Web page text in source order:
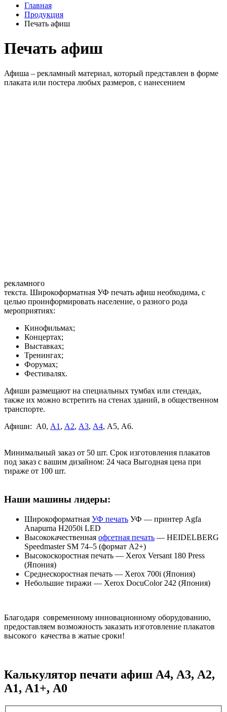
Главная
Продукция
Печать афиш
Печать афиш
Афиша – рекламный материал, который представлен в форме
плаката или постера любых размеров, с нанесением
рекламного
текста. Широкоформатная УФ печать афиш необходима, с
целью проинформировать население, о разного рода
мероприятиях:
Кинофильмах;
Концертах;
Выставках;
Тренингах;
Форумах;
Фестивалях.
Афиши размещают на специальных тумбах или стендах,
также их можно встретить на стенах зданий, в общественном
транспорте.
Афиши: А0, А1 , А2, А3, А4, А5, А6.
Минимальный заказ от 50 шт. Срок изготовления плакатов
под заказ с вашим дизайном: 24 часа Выгодная цена при
тираже от 100 шт.
Наши машины лидеры:
Широкоформатная УФ печать УФ ― принтер Agfa
Anapurna H2050i LED
Высококачественная офсетная печать — HEIDELBERG
Speedmaster SM 74–5 (формат А2+)
Высокоскоростная печать — Xerox Versant 180 Press
(Япония)
Среднескоростная печать — Xerox 700i (Япония)
Небольшие тиражи — Xerox DocuColor 242 (Япония)
Благодаря современному инновационному оборудованию,
предоставляем возможность заказать изготовление плакатов
высокого качества в жатые сроки!
Калькулятор печати афиш А4, А3, А2,
А1, А1+, А0